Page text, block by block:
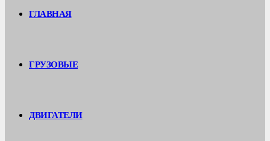
ГЛАВНАЯ
ГРУЗОВЫЕ
ДВИГАТЕЛИ